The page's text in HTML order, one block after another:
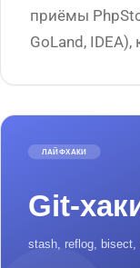
приёмы
GoLand,